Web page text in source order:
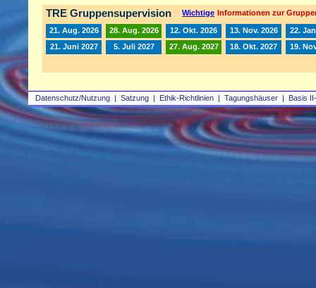
Datenschutz/Nutzung | Satzung | Ethik-Richtlinien | Tagungshäuser | Basis
TRE Gruppensupervision Wichtige Informationen zur
21. Aug. 2026 28. Aug. 2026 12. Okt. 2026 13. Nov. 2026
22.
21. Juni 2027
5. Juli 2027 27. Aug. 2027 18. Okt. 2027 19.